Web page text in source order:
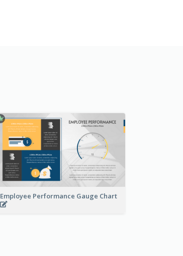
Employee Performance Gauge Chart